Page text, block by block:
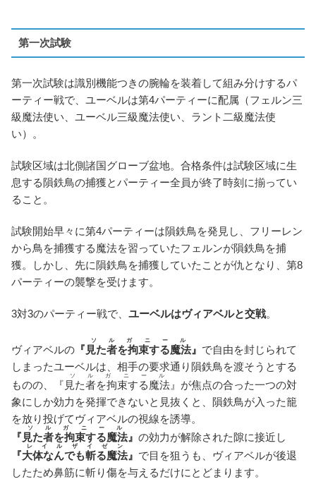
第一次試験
第一次試験は識別機能つきの腕輪を装着して組み分けするパ
ーティー戦で、ユーベルは第4パーティーに配属（フェルン三
級魔法使い、ユーベル三級魔法使い、ラント二級魔法使
い）。
試験区域は北側諸国グローブ盆地。合格条件は試験区域に生
息する隕鉄鳥の捕獲とパーティー全員が終了時刻に揃ってい
ること。
試験開始早々に第4パーティーは隕鉄鳥を発見し、フリーレン
から鳥を捕獲する魔法を習っていたフェルンが隕鉄鳥を捕
獲。しかし、先に隕鉄鳥を捕獲していたことが仇となり、第8
パーティーの襲撃を受けます。
3対3のパーティー戦で、 ユーベルはヴィアベルと交戦。
ヴィアベルの 『 見た者を拘束する魔法
ソルガニール
』 で自由を封じられて
しまったユーベルは、相手の要求通り隕鉄鳥を渡そうとする
ものの、『 見た者を拘束する魔法
ソルガニール
』が焦点の合った一つの対
象にしか効力を発揮できないと見抜くと、隕鉄鳥が入った籠
を放り投げてヴィアベルの視線を誘導。
『 見た者を拘束する魔法
ソルガニール
』 の効力が解除された隙に接近し
『大体なんでも斬る魔法
レイルザイゼン
』 で目を狙うも、ヴィアベルが後退
したため鼻筋に斬り傷を与えるだけにとどまります。